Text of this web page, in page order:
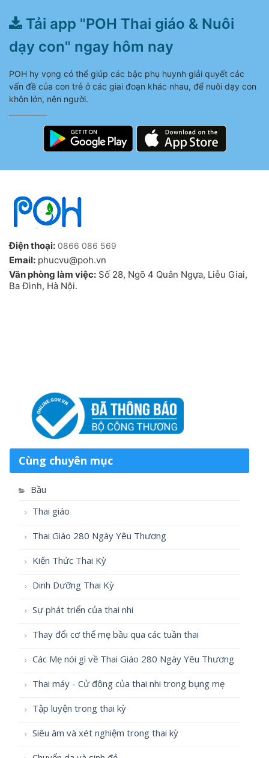
Tải app "POH Thai giáo & Nuôi
dạy con" ngay hôm nay
POH hy vọng có thể giúp các bậc phụ huynh giải quyết các
vấn đề của con trẻ ở các giai đoạn khác nhau, để nuôi dạy con
khôn lớn, nên người.
Điện thoại: 0866 086 569
Email: phucvu@poh.vn
Văn phòng làm việc: Số 28, Ngõ 4 Quân Ngựa, Liễu Giai,
Ba Đình, Hà Nội.
Cùng chuyên mục
Bầu
Thai giáo
Thai Giáo 280 Ngày Yêu Thương
Kiến Thức Thai Kỳ
Dinh Dưỡng Thai Kỳ
Sự phát triển của thai nhi
Thay đổi cơ thể mẹ bầu qua các tuần thai
Các Mẹ nói gì về Thai Giáo 280 Ngày Yêu Thương
Thai máy - Cử động của thai nhi trong bụng mẹ
Tập luyện trong thai kỳ
Siêu âm và xét nghiệm trong thai kỳ